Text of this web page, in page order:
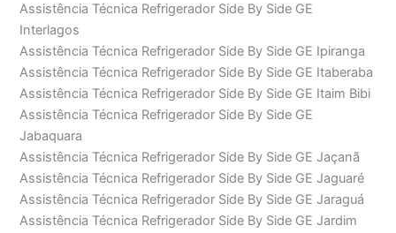
Assistência Técnica Refrigerador Side By Side GE
Interlagos
Assistência Técnica Refrigerador Side By Side GE Ipiranga
Assistência Técnica Refrigerador Side By Side GE Itaberaba
Assistência Técnica Refrigerador Side By Side GE Itaim Bibi
Assistência Técnica Refrigerador Side By Side GE
Jabaquara
Assistência Técnica Refrigerador Side By Side GE Jaçanã
Assistência Técnica Refrigerador Side By Side GE Jaguaré
Assistência Técnica Refrigerador Side By Side GE Jaraguá
Assistência Técnica Refrigerador Side By Side GE Jardim